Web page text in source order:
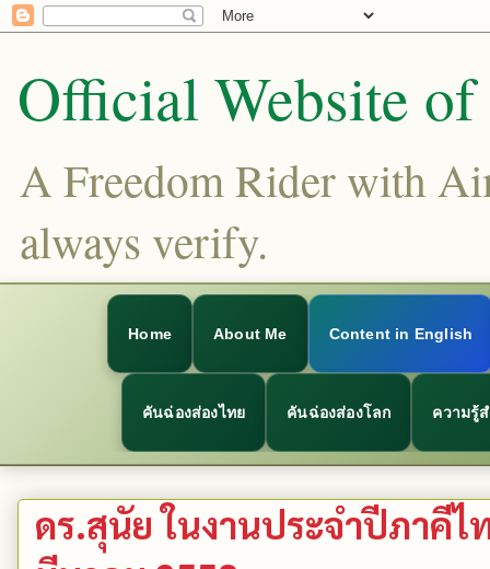
Official Website
A Freedom Rider with
always verify.
Home About Me Content in English
คันฉ่องส่องไทย คันฉ่องส่องโลก ความรู้
ดร.สุนัย ในงานประจำปีภาคี